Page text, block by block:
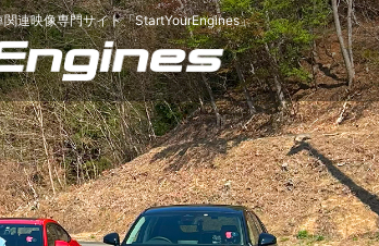
関連映像専門サイト「StartYourEngines」